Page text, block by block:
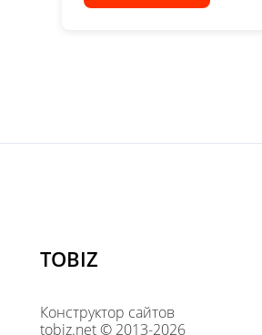
TOBIZ
Конструктор сайтов
tobiz.net © 2013-2026